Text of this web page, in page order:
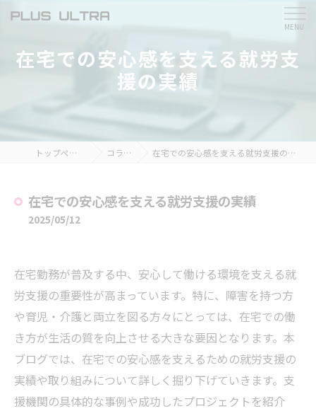
在宅での安心感を支える就労支
援の実績
トップページ コラム 在宅での安心感を支える就労支援の実績
在宅での安心感を支える就労支援の実績
2025/05/12
在宅勤務が普及する中、安心して働ける環境を支える就
労支援の重要性が高まっています。特に、障害を持つ方
や育児・介護と両立を図る方々にとっては、在宅での働
き方が生活の質を向上させる大きな要因となります。本
ブログでは、在宅での安心感を支えるための就労支援の
実績や取り組みについて詳しく掘り下げていきます。支
援機関の具体的な事例や成功したプロジェクトを紹介